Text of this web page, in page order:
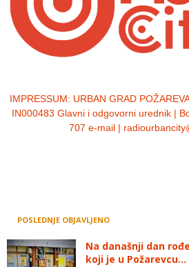
IMPRESSUM: URBAN GRAD
IN000483 Glavni i odgovorni urednik |
707 e-mail |
POSLEDNJE OBJAVLJENO
Na današnji dan
koji je u Požarevcu...